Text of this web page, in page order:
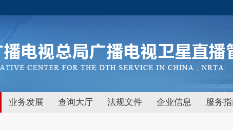
业务发展 查询大厅 法规文件 企业信息 服务